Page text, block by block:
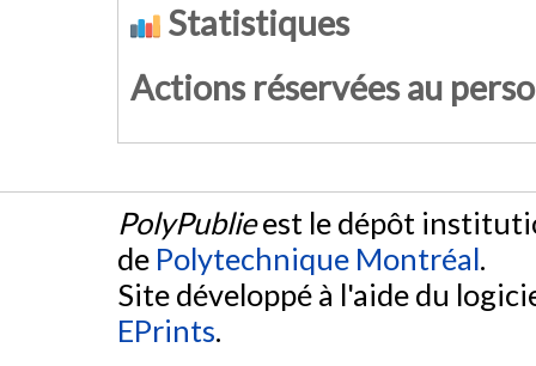
Statistiques
Actions réservées au
PolyPublieest le dépôt
de Polytechnique Montréal.
Site développé à l'aide du
EPrints.